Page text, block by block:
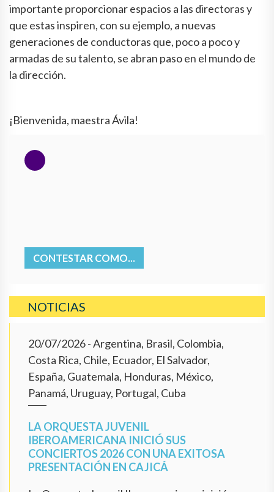
importante proporcionar espacios a las directoras y
que estas inspiren, con su ejemplo, a nuevas
generaciones de conductoras que, poco a poco y
armadas de su talento, se abran paso en el mundo de
la dirección.
¡Bienvenida, maestra Ávila!
CONTESTAR COMO...
NOTICIAS
20/07/2026- Argentina, Brasil, Colombia,
Costa Rica, Chile, Ecuador, El Salvador,
España, Guatemala, Honduras, México,
Panamá, Uruguay, Portugal, Cuba
LA ORQUESTA JUVENIL
IBEROAMERICANA INICIÓ SUS
CONCIERTOS 2026 CON UNA EXITOSA
PRESENTACIÓN EN CAJICÁ